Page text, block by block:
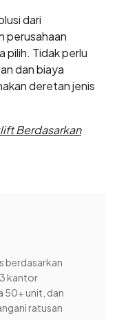
dari
perusahaan
pilih. Tidak perlu
dan biaya
deretan jenis
Berdasarkan
berdasarkan
kantor
50+ unit, dan
ratusan